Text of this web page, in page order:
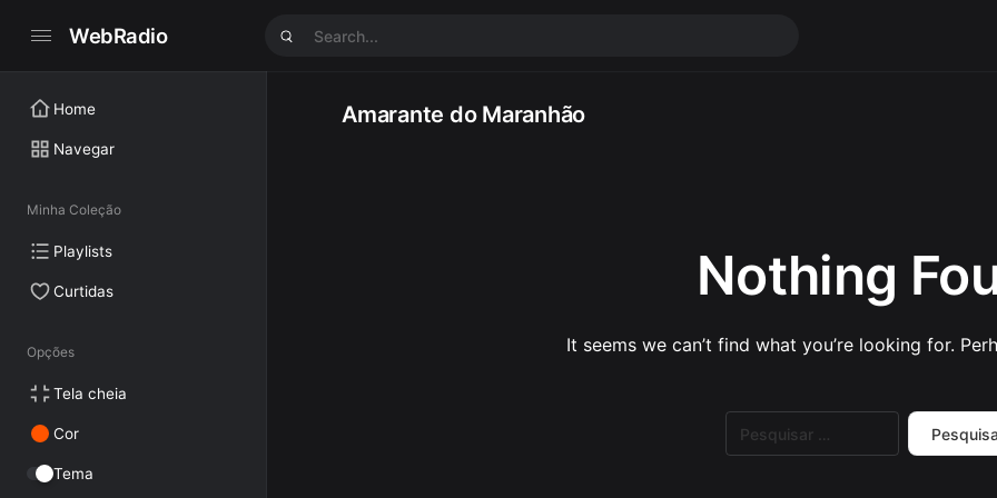
WebRadio
Home
Navegar
Minha Coleção
Playlists
Curtidas
Opções
Tela cheia
Cor
Tema
Amarante do Maranhão
Nothing
It seems we can’t find what you’re looking for.
por: